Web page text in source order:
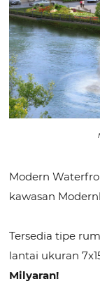
Modern
kawasan
Tersedia tipe
lantai ukuran
Milyaran!